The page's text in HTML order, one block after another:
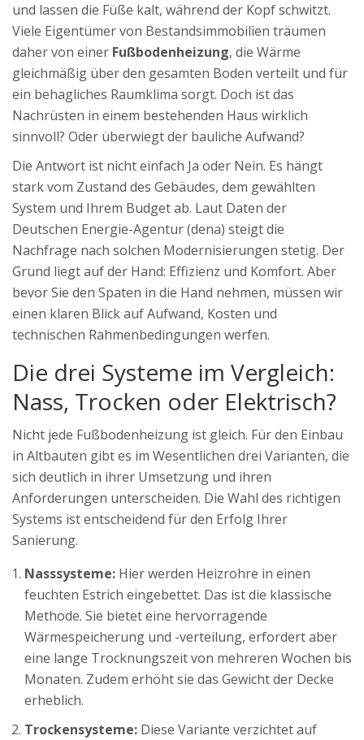
und lassen die Füße kalt, während der Kopf schwitzt.
Viele Eigentümer von Bestandsimmobilien träumen
daher von einer Fußbodenheizung, die Wärme
gleichmäßig über den gesamten Boden verteilt und für
ein behagliches Raumklima sorgt. Doch ist das
Nachrüsten in einem bestehenden Haus wirklich
sinnvoll? Oder überwiegt der bauliche Aufwand?
Die Antwort ist nicht einfach Ja oder Nein. Es hängt
stark vom Zustand des Gebäudes, dem gewählten
System und Ihrem Budget ab. Laut Daten der
Deutschen Energie-Agentur (dena) steigt die
Nachfrage nach solchen Modernisierungen stetig. Der
Grund liegt auf der Hand: Effizienz und Komfort. Aber
bevor Sie den Spaten in die Hand nehmen, müssen wir
einen klaren Blick auf Aufwand, Kosten und
technischen Rahmenbedingungen werfen.
Die drei Systeme im Vergleich:
Nass, Trocken oder Elektrisch?
Nicht jede Fußbodenheizung ist gleich. Für den Einbau
in Altbauten gibt es im Wesentlichen drei Varianten, die
sich deutlich in ihrer Umsetzung und ihren
Anforderungen unterscheiden. Die Wahl des richtigen
Systems ist entscheidend für den Erfolg Ihrer
Sanierung.
Nasssysteme: Hier werden Heizrohre in einen
feuchten Estrich eingebettet. Das ist die klassische
Methode. Sie bietet eine hervorragende
Wärmespeicherung und -verteilung, erfordert aber
eine lange Trocknungszeit von mehreren Wochen bis
Monaten. Zudem erhöht sie das Gewicht der Decke
erheblich.
Trockensysteme: Diese Variante verzichtet auf